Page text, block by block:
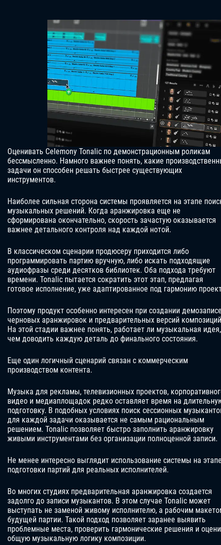
Оценивать Celemony Tonalic по демонстрационным роликам
бессмысленно. Намного важнее понять, какие
задачи он способен решать быстрее существующих
инструментов.
Наиболее сильная сторона системы проявляется на этапе
музыкальных решений. Когда аранжировка еще не
сформирована окончательно, скорость зачастую оказывается
важнее детального контроля над каждой нотой.
В классическом сценарии продюсеру приходится либо
программировать партию вручную, либо искать подходящие
аудиофразы среди десятков библиотек. Оба подхода требуют
времени. Tonalic пытается сократить этот этап, предлагая
готовое исполнение, уже адаптированное под гармонию
Поэтому продукт особенно интересен при создании
черновых аранжировок и предварительных версий
На этой стадии важнее понять, работает ли музыкальная идея,
чем доводить каждую деталь до финального состояния.
Еще один логичный сценарий связан с коммерческим
производством контента.
Музыка для рекламы, телевизионных проектов,
видео и медиаплощадок редко оставляет время на
подготовку. В подобных условиях поиск сессионных
для каждой задачи оказывается не самым рациональным
решением. Tonalic позволяет быстро заполнить аранжировку
живыми инструментами без организации полноценной записи.
Не менее интересно выглядит использование системы на
подготовки партий для реальных исполнителей.
Во многих студиях предварительная аранжировка создается
задолго до записи музыкантов. В этом случае Tonalic может
выступать не заменой живому исполнителю, а рабочим
будущей партии. Такой подход позволяет заранее выявить
проблемные места, проверить гармонические решения и
общую музыкальную логику композиции.